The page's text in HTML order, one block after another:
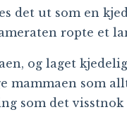
det ut som en
ropte et
og laget
mammaen som
som det visstnok